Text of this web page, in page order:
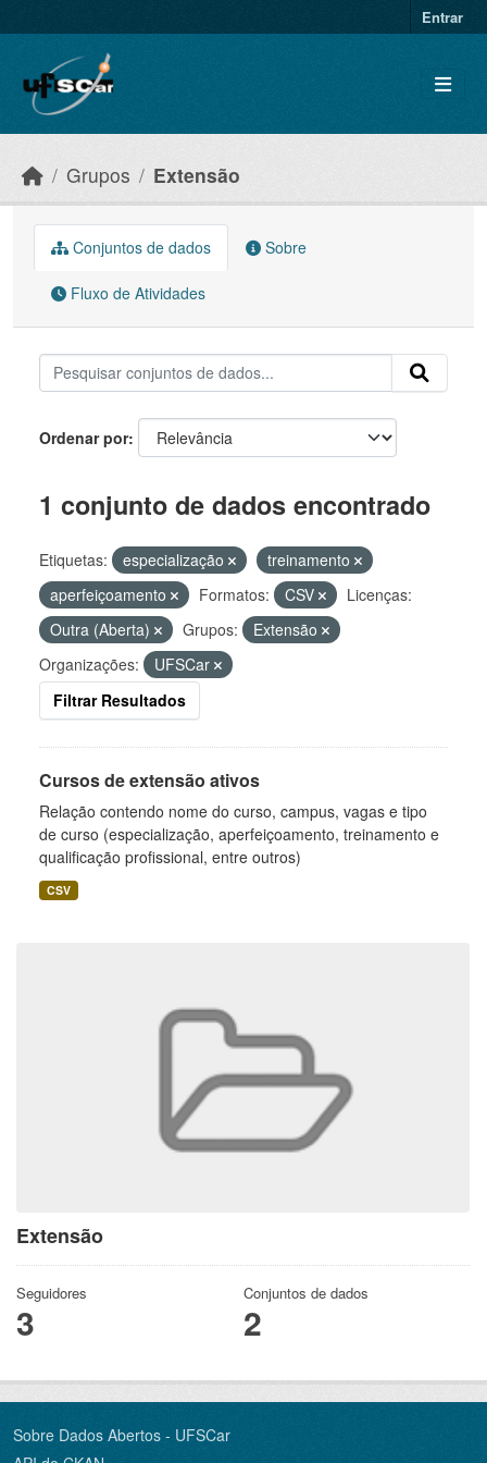
Entrar
Grupos Extensão
Extensão
Seguidores
3
Conjuntos de dados
2
Conjuntos de dados Sobre
Fluxo de Atividades
Ordenar por
1 conjunto de dados encontrado
Etiquetas: especialização
treinamento
aperfeiçoamento
Formatos: CSV
Licenças:
Outra (Aberta)
Grupos:
Extensão
Organizações:
UFSCar
Filtrar Resultados
Cursos de extensão ativos
Relação contendo nome do curso, campus, vagas e tipo
de curso (especialização, aperfeiçoamento, treinamento e
qualificação profissional, entre outros)
CSV
Sobre Dados Abertos - UFSCar